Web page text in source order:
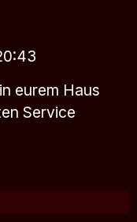
eurem Haus
Service